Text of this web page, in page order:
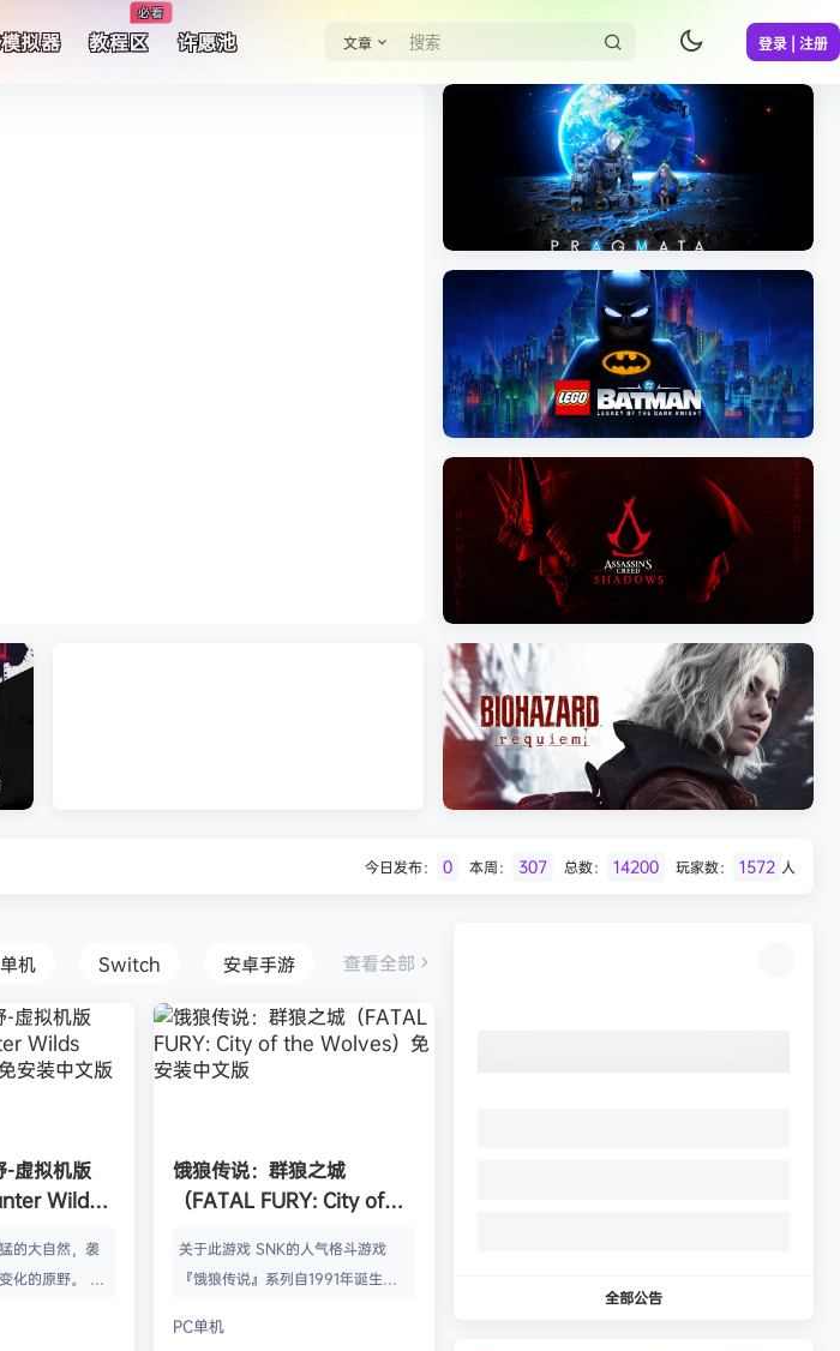
拟器 教程区
必看
许愿池 文章 登录 | 注册
《识质存在/PRAGMATA》免安装中文版
《乐高蝙蝠侠：黑暗骑士之遗/LEGO
Batman: Legacy of the Dark Knight》
免安装中文版
《刺客信条：影/Assassin’s Creed
Shadows》免安装版，非虚拟机
今日发布： 0 本周： 307 总数： 14200 玩家数： 1572 人
机 Switch 安卓手游 查看全部
-虚拟机版
Wilds
的大自然，袭
化的原野。 这
。 你会化为以
饿狼传说：群狼之城
（FATAL FURY: City of
关于此游戏 SNK的人气格斗游戏
『饿狼传说』系列自1991年诞生以
潮。从1999年的『饿狼 -MARK OF
PC单机
全部公告